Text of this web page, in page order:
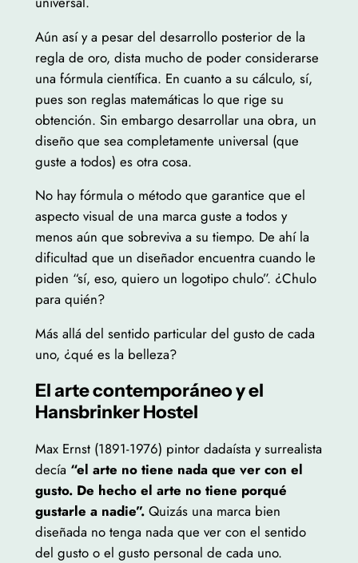
Aún así y a pesar del desarrollo posterior de la
regla de oro, dista mucho de poder considerarse
una fórmula científica. En cuanto a su cálculo, sí,
pues son reglas matemáticas lo que rige su
obtención. Sin embargo desarrollar una obra, un
diseño que sea completamente universal (que
guste a todos) es otra cosa.
No hay fórmula o método que garantice que el
aspecto visual de una marca guste a todos y
menos aún que sobreviva a su tiempo. De ahí la
dificultad que un diseñador encuentra cuando le
piden “sí, eso, quiero un logotipo chulo”. ¿Chulo
para quién?
Más allá del sentido particular del gusto de cada
uno, ¿qué es la belleza?
El arte contemporáneo y el
Hansbrinker Hostel
Max Ernst (1891-1976) pintor dadaísta y surrealista
decía “el arte no tiene nada que ver con el
gusto. De hecho el arte no tiene porqué
gustarle a nadie”.Quizás una marca bien
diseñada no tenga nada que ver con el sentido
del gusto o el gusto personal de cada uno.